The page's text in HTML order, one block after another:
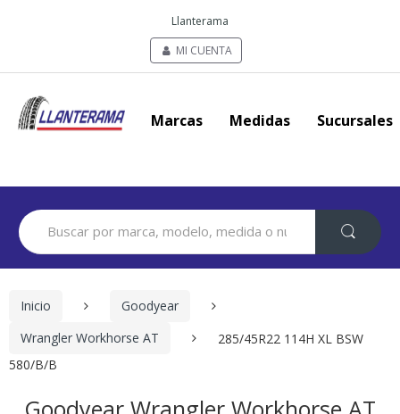
Llanterama
MI CUENTA
Marcas Medidas Sucursales
Search
for:
Inicio
Goodyear
Wrangler Workhorse AT
285/45R22 114H XL BSW
580/B/B